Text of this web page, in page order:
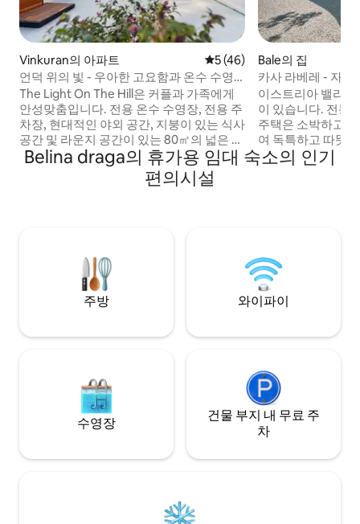
Vinkuran의 아파트 평점 5점(5점 만점), 후기 46
5 (46)
언덕 위의 빛 - 우아한 고요함과 온수 수영
장
The Light On The Hill은 커플과 가족에게
안성맞춤입니다. 전용 온수 수영장, 전용 주
차장, 현대적인 야외 공간, 지붕이 있는 식사
공간 및 라운지 공간이 있는 80㎡의 넓은 아
파트입니다. 이 아파트는 고급스러움과 함
께 편안함과 즐거움을 제공하도록 설계되
었습니다. 가정집과 자연으로 둘러싸인 조
Bale의 집
카사 라베레 - 자연
이스트리아 밸리
이 있습니다. 전통
주택은 소박하고
여 독특하고 따뜻
마을에서 불과 300
한 이 숙소는 평화
만족스러운 휴가
Belina draga의 휴가용 임대 숙소의 인기
편의시설
주방 와이파이
수영장
건물 부지 내 무료 주
차